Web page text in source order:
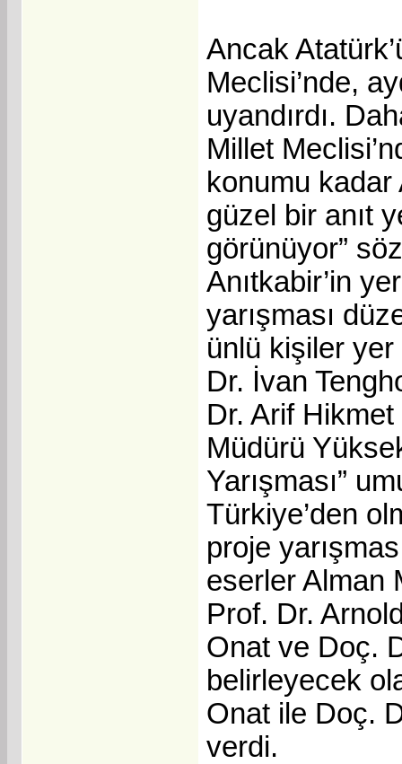
Ancak
Meclisi’nde,
uyandırdı.
Millet
konumu kadar
güzel bir anıt
görünüyor”
Anıtkabir’in
yarışması
ünlü kişiler
Dr. İvan
Dr. Arif Hikmet
Müdürü
Yarışması”
Türkiye’den
proje
eserler Alman
Prof. Dr.
Onat ve Doç.
belirleyecek
Onat ile Doç.
verdi.